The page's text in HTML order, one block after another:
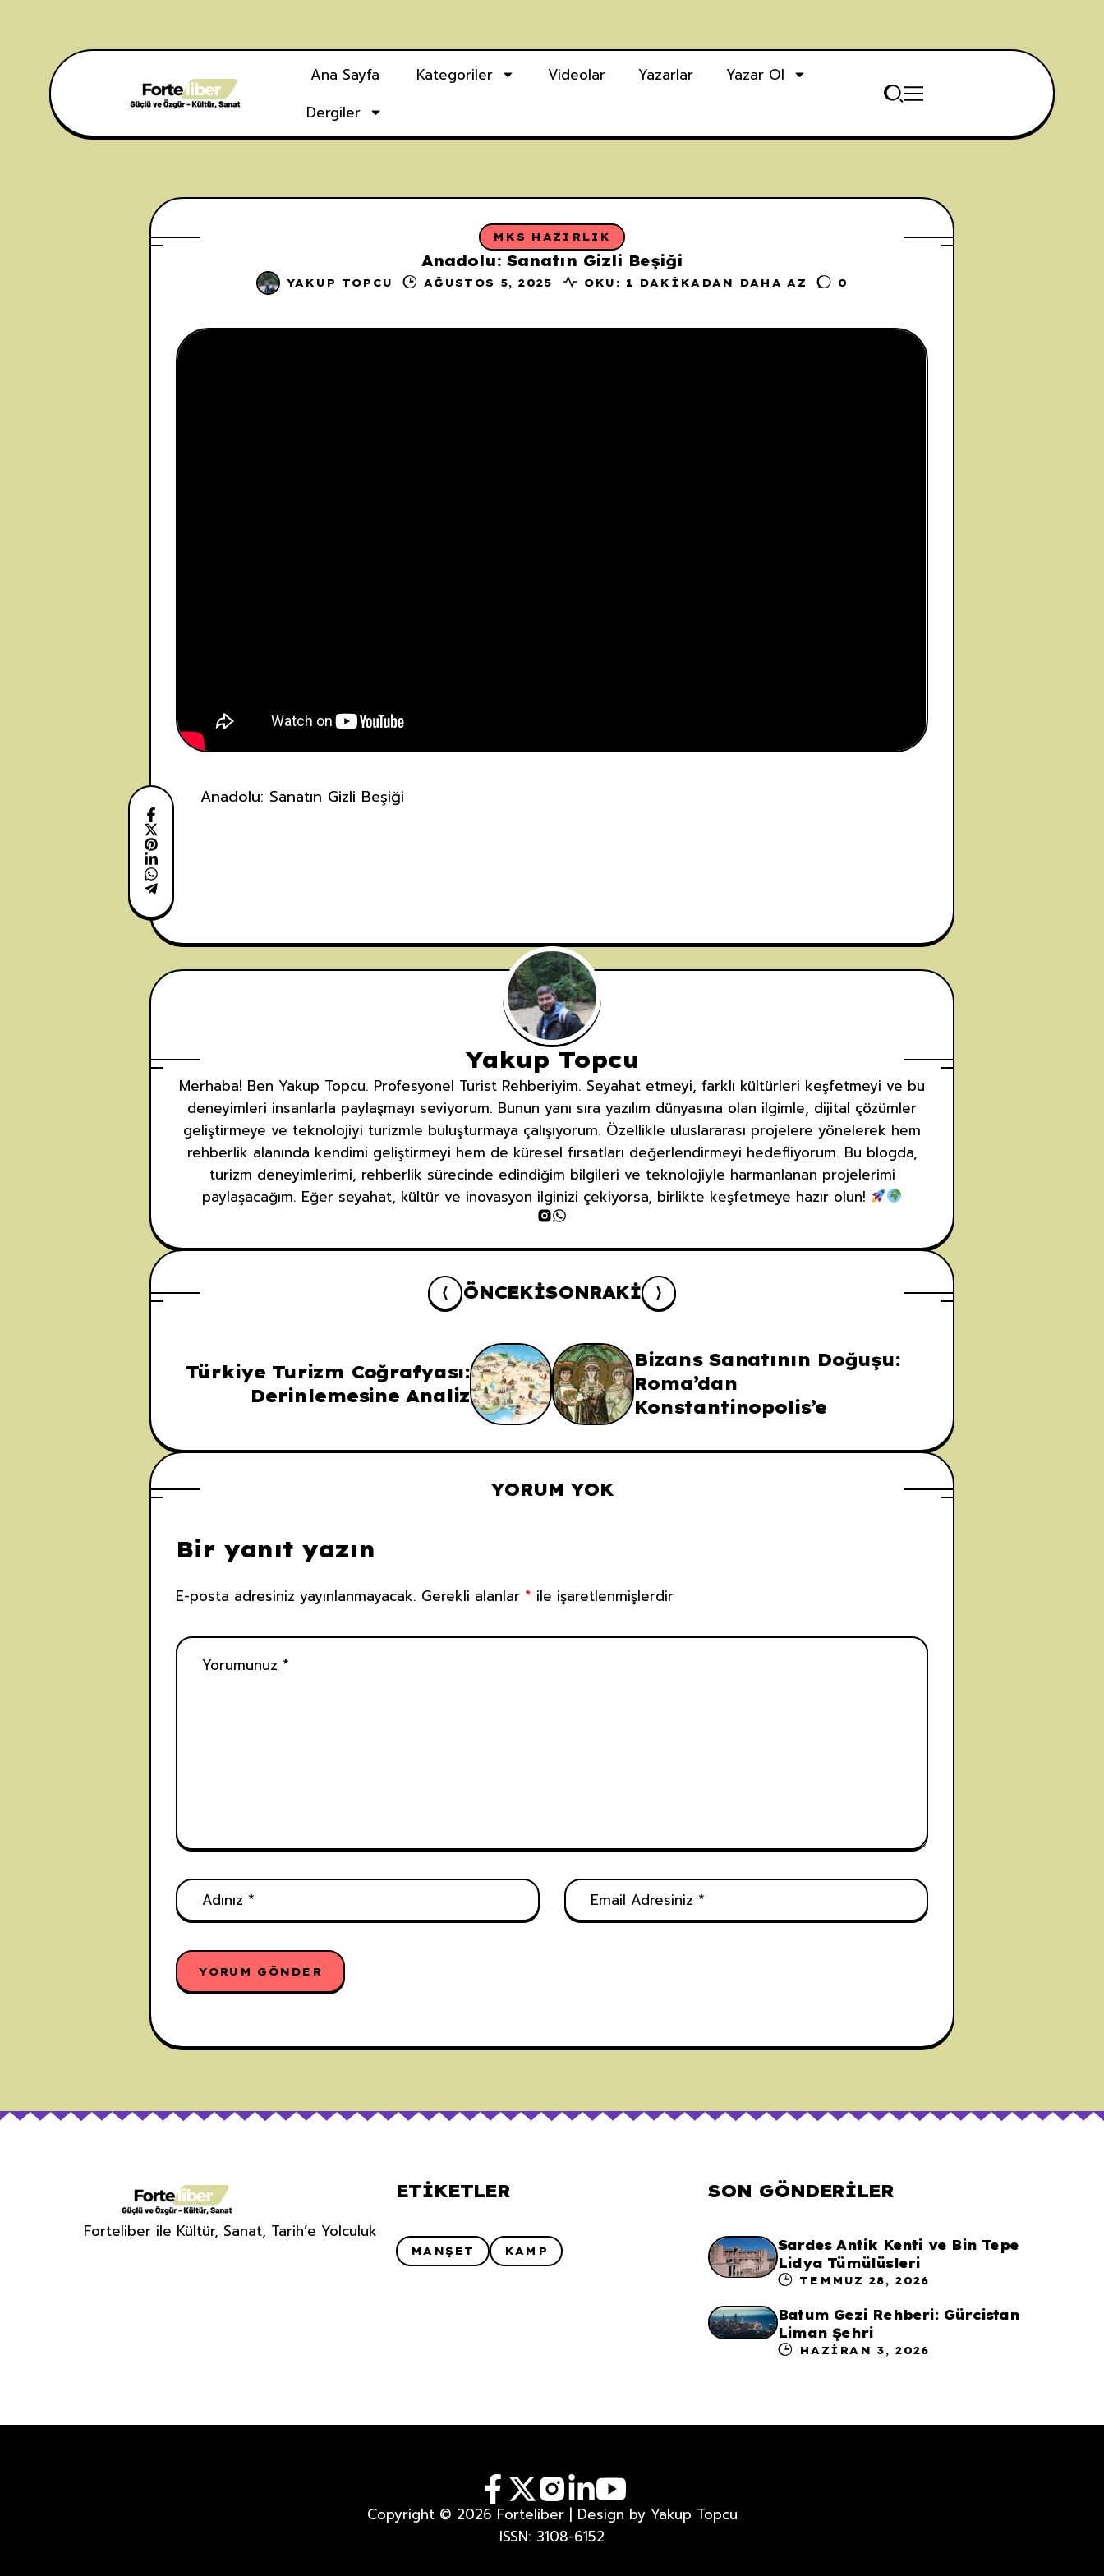
Ana Sayfa Kategoriler Videolar Yazarlar
Yazar Ol
Dergiler
MKS HAZIRLIK
Anadolu: Sanatın Gizli Beşiği
YAKUP TOPCU AĞUSTOS 5, 2025 OKU: 1 DAKIKADAN DAHA AZ 0
Anadolu: Sanatın Gizli Beşiği
Yakup Topcu
Merhaba! Ben Yakup Topcu. Profesyonel Turist Rehberiyim. Seyahat etmeyi, farklı kültürleri keşfetmeyi ve bu
deneyimleri insanlarla paylaşmayı seviyorum. Bunun yanı sıra yazılım dünyasına olan ilgimle, dijital çözümler
geliştirmeye ve teknolojiyi turizmle buluşturmaya çalışıyorum. Özellikle uluslararası projelere yönelerek hem
rehberlik alanında kendimi geliştirmeyi hem de küresel fırsatları değerlendirmeyi hedefliyorum. Bu blogda,
turizm deneyimlerimi, rehberlik sürecinde edindiğim bilgileri ve teknolojiyle harmanlanan projelerimi
paylaşacağım. Eğer seyahat, kültür ve inovasyon ilginizi çekiyorsa, birlikte keşfetmeye hazır olun!
ÖNCEKISONRAKI
Türkiye Turizm Coğrafyası:
Derinlemesine Analiz
Bizans Sanatının Doğuşu:
Roma’dan
Konstantinopolis’e
YORUM YOK
Bir yanıt yazın
E-posta adresiniz yayınlanmayacak. Gerekli alanlar * ile işaretlenmişlerdir
Forteliber ile Kültür, Sanat, Tarih’e Yolculuk
ETIKETLER
MANŞET KAMP
SON GÖNDERILER
Sardes Antik Kenti ve Bin Tepe
Lidya Tümülüsleri
TEMMUZ 28, 2026
Batum Gezi Rehberi: Gürcistan
Liman Şehri
HAZIRAN 3, 2026
Copyright © 2026 Forteliber | Design by Yakup Topcu
ISSN: 3108-6152